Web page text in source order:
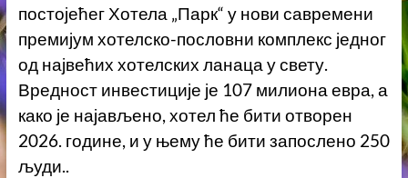
постојећег Хотела „Парк“ у нови савремени
премијум хотелско-пословни комплекс једног
од највећих хотелских ланаца у свету.
Вредност инвестиције је 107 милиона евра, а
како је најављено, хотел ће бити отворен
2026. године, и у њему ће бити запослено 250
људи..